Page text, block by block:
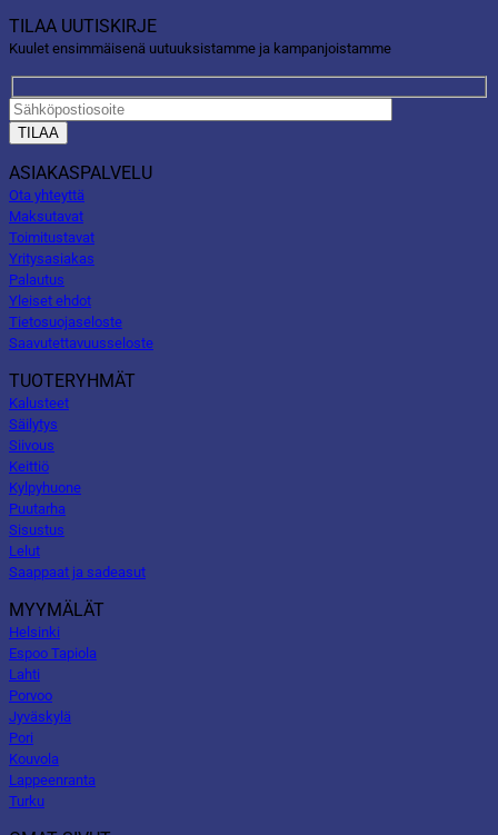
TILAA UUTISKIRJE
Kuulet ensimmäisenä uutuuksistamme ja kampanjoistamme
ASIAKASPALVELU
Ota yhteyttä
Maksutavat
Toimitustavat
Yritysasiakas
Palautus
Yleiset ehdot
Tietosuojaseloste
Saavutettavuusseloste
TUOTERYHMÄT
Kalusteet
Säilytys
Siivous
Keittiö
Kylpyhuone
Puutarha
Sisustus
Lelut
Saappaat ja sadeasut
MYYMÄLÄT
Helsinki
Espoo Tapiola
Lahti
Porvoo
Jyväskylä
Pori
Kouvola
Lappeenranta
Turku